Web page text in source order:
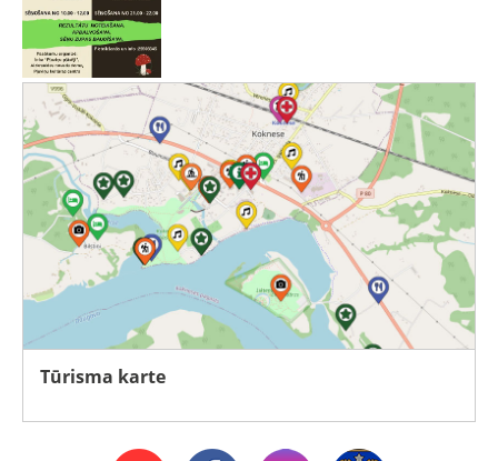
Tūrisma karte